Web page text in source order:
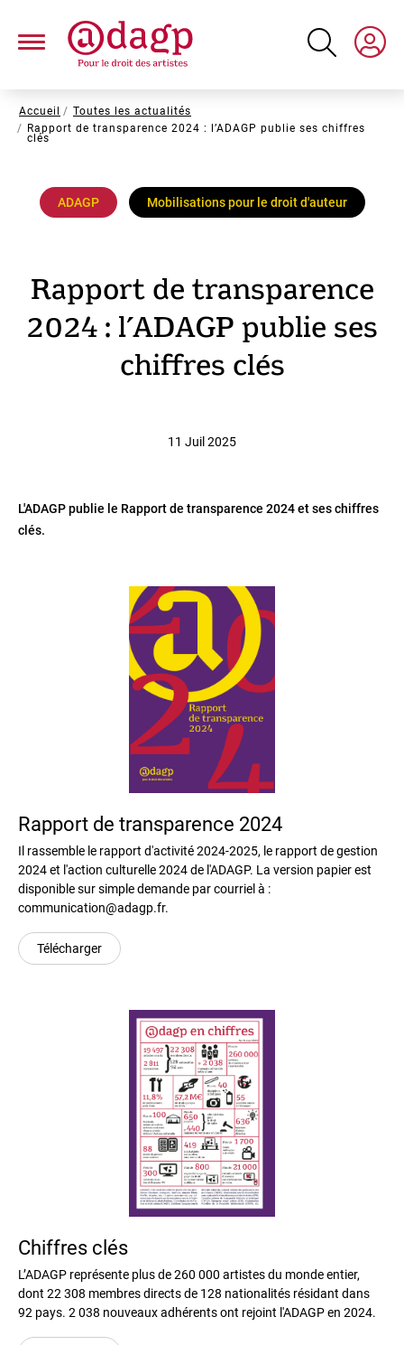
contenu
Fil
d'Ariane
Accueil
Toutes les actualités
Rapport de transparence 2024 : l’ADAGP publie ses chiffres
clés
ADAGP Mobilisations pour le droit d'auteur
Rapport de transparence
2024 : l’ADAGP publie ses
chiffres clés
11 Juil 2025
L'ADAGP publie le Rapport de transparence 2024 et ses chiffres
clés.
Rapport de transparence 2024
Il rassemble le rapport d'activité 2024-2025, le rapport de gestion
2024 et l'action culturelle 2024 de l'ADAGP. La version papier est
disponible sur simple demande par courriel à :
communication@adagp.fr.
Télécharger
Chiffres clés
L’ADAGP représente plus de 260 000 artistes du monde entier,
dont 22 308 membres directs de 128 nationalités résidant dans
92 pays. 2 038 nouveaux adhérents ont rejoint l'ADAGP en 2024.